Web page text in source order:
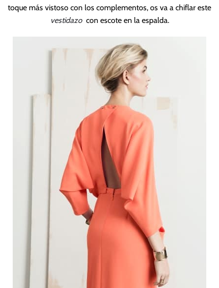
toque más vistoso con los complementos, os va a chiflar este
vestidazo con escote en la espalda.